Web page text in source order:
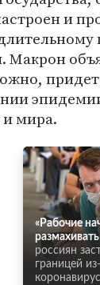
и
Макрон
мира.
«Рабочие
россиян
границей